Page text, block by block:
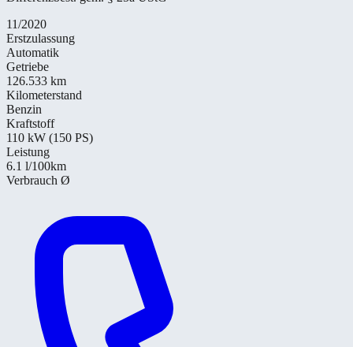
11/2020
Erstzulassung
Automatik
Getriebe
126.533 km
Kilometerstand
Benzin
Kraftstoff
110 kW (150 PS)
Leistung
6.1 l/100km
Verbrauch Ø